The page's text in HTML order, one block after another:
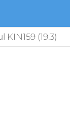
(19.3)